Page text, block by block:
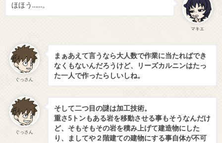
マキエ
ほほう……。
ぐっさん
まぁあえて言うなら大人数で作業に当たればでき
なくもないんだろうけど、リーズカルニンはたっ
た一人で作ったらしいしね。
ぐっさん
そして二つ目の謎は加工技術。
重さ5トンもある岩を移動させる事もそうなんだけ
ど、そもそもその岩を積み上げて建造物にした
り、ましてや２階建ての建物にする事自体が不可